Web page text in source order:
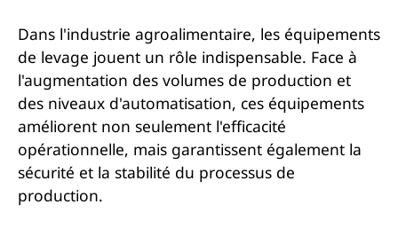
Dans l'industrie agroalimentaire, les équipements
de levage jouent un rôle indispensable. Face à
l'augmentation des volumes de production et
des niveaux d'automatisation, ces équipements
améliorent non seulement l'efficacité
opérationnelle, mais garantissent également la
sécurité et la stabilité du processus de
production.